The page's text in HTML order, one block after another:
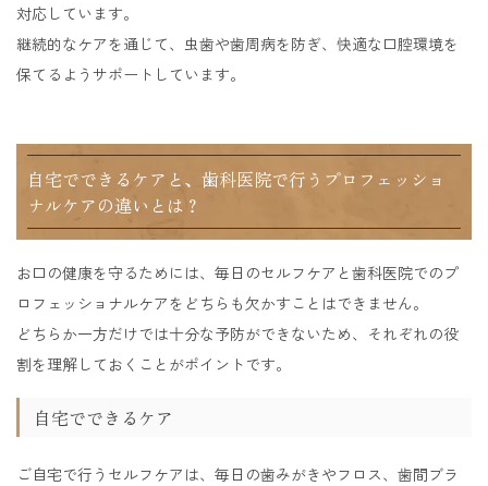
対応しています。
継続的なケアを通じて、虫歯や歯周病を防ぎ、快適な口腔環境を
保てるようサポートしています。
自宅でできるケアと、歯科医院で行うプロフェッショ
ナルケアの違いとは？
お口の健康を守るためには、毎日のセルフケアと歯科医院でのプ
ロフェッショナルケアをどちらも欠かすことはできません。
どちらか一方だけでは十分な予防ができないため、それぞれの役
割を理解しておくことがポイントです。
自宅でできるケア
ご自宅で行うセルフケアは、毎日の歯みがきやフロス、歯間ブラ